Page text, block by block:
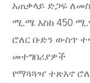
አጠቃላይ ድጋፍ
ሚ.ሜ እስከ 450
ሮለር ቡድን ውስጥ
መተግበሪያዎች
የማጓጓዣ ተጽእኖ